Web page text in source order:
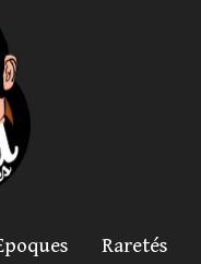
Raretés